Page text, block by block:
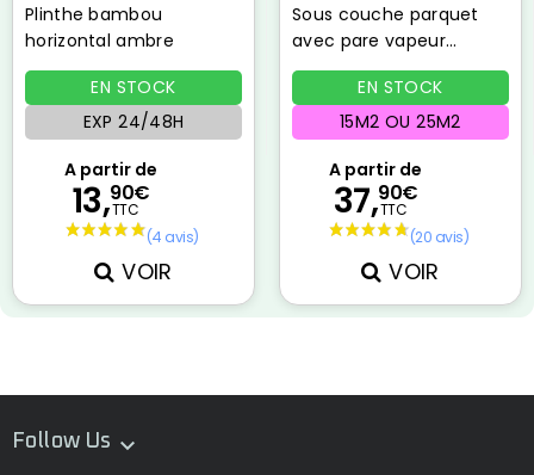
Plinthe bambou
horizontal ambre
EN STOCK
EXP 24/48H
A partir de
13,90€
TTC
VOIR
Sous couche parquet
avec pare vapeur
PROVENT
EN STOCK
15M2 OU 25M2
A partir de
37,90€
TTC
VOIR
Follow Us 